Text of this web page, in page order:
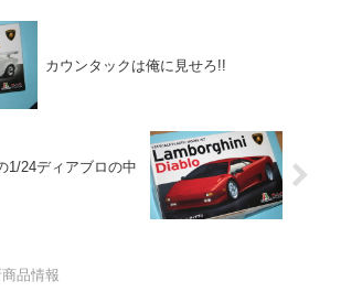
カウンタックは俺に見せろ!!
1/24ディアブロの中
商品情報